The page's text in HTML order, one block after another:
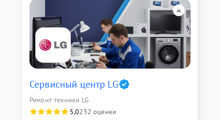
Сервисный центр LG
Ремонт техники LG
5,0232 оценки